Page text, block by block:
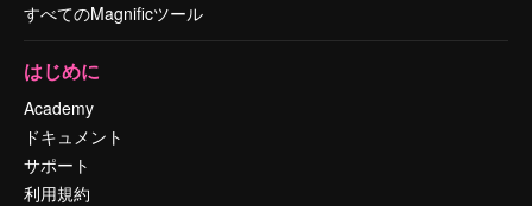
すべてのMagnificツール
はじめに
Academy
ドキュメント
サポート
利用規約